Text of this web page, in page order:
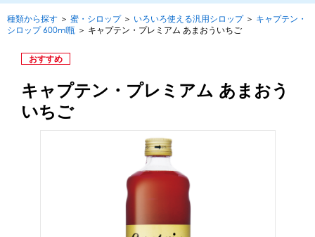
かき氷専用シロップ
スタンダードシロップ
蜜・シロップ
和風甘味シロップ
いろいろ使える汎用シロップ
ハーブシロップ
ガムシロップ
探す
用途で選ぶ
メーカー・ブランドで選ぶ
種類から探す ＞ 蜜・シロップ ＞ いろいろ使える汎用シロップ ＞ キャプテン・
シロップ 600ml瓶 ＞ キャプテン・プレミアム あまおういちご
おすすめ
キャプテン・プレミアム あまおう
いちご